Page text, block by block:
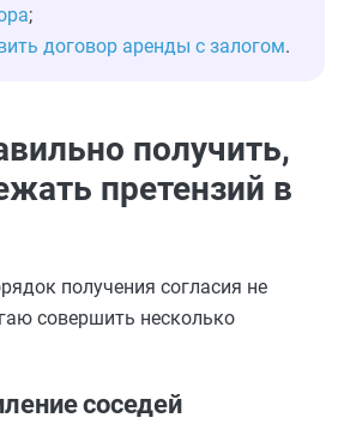
;
договор аренды с залогом.
получить,
претензий в
получения согласия не
совершить несколько
соседей